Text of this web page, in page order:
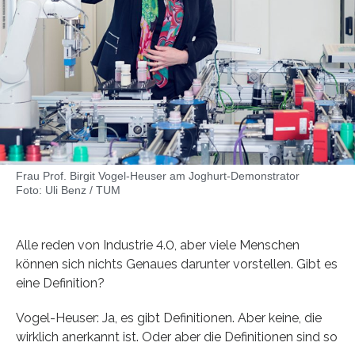
Frau Prof. Birgit Vogel-Heuser am Joghurt-Demonstrator
Foto: Uli Benz / TUM
Alle reden von Industrie 4.0, aber viele Menschen
können sich nichts Genaues darunter vorstellen. Gibt es
eine Definition?
Vogel-Heuser: Ja, es gibt Definitionen. Aber keine, die
wirklich anerkannt ist. Oder aber die Definitionen sind so